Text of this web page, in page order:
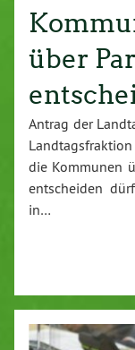
über
Antrag der
die Kommunen
entscheiden
in…